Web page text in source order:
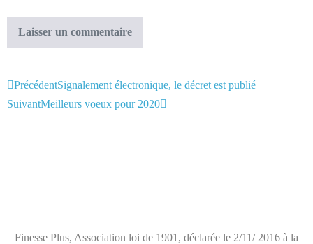
PrécédentSignalement électronique, le décret est publié
SuivantMeilleurs voeux pour 2020
Finesse Plus, Association loi de 1901, déclarée le 2/11/ 2016 à la